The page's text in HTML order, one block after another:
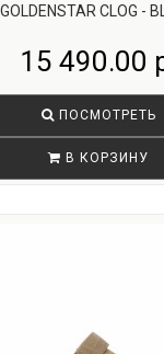
GOLDENSTAR CLOG -
15 490.00
ПОСМОТРЕТЬ
В КОРЗИНУ